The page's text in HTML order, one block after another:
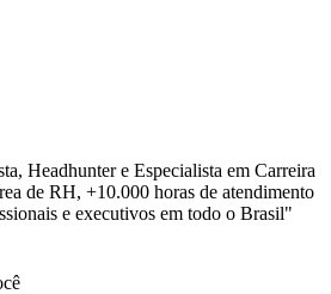
Headhunter e Especialista em Carreira
de RH, +10.000 horas de atendimento
e executivos em todo o Brasil"